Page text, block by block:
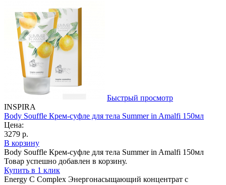
Быстрый просмотр
INSPIRA
Body Souffle Крем-суфле для тела Summer in Amalfi 150мл
Цена:
3279 р.
В корзину
Body Souffle Крем-суфле для тела Summer in Amalfi 150мл
Товар успешно добавлен в корзину.
Купить в 1 клик
Energy C Complex Энергонасыщающий концентрат с